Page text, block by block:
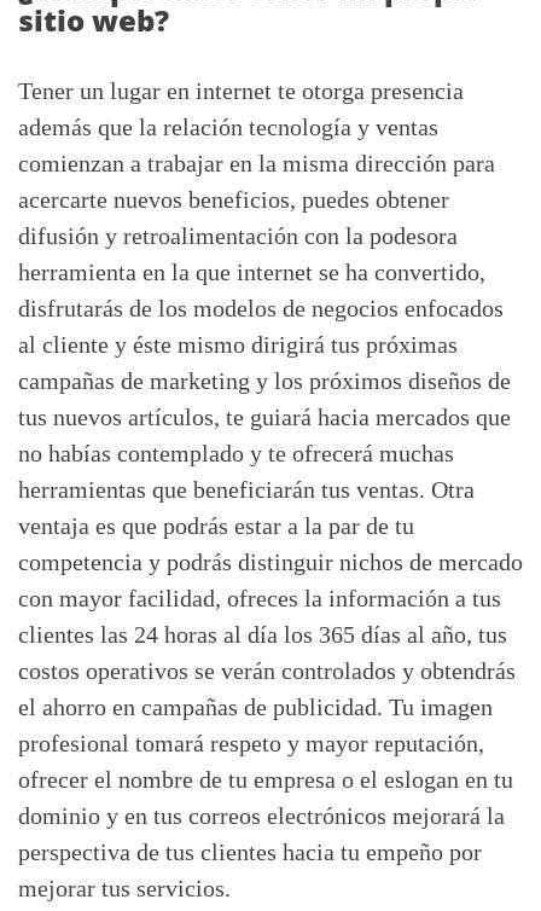
sitio web?
Tener un lugar en internet te otorga presencia
además que la relación tecnología y ventas
comienzan a trabajar en la misma dirección para
acercarte nuevos beneficios, puedes obtener
difusión y retroalimentación con la podesora
herramienta en la que internet se ha convertido,
disfrutarás de los modelos de negocios enfocados
al cliente y éste mismo dirigirá tus próximas
campañas de marketing y los próximos diseños de
tus nuevos artículos, te guiará hacia mercados que
no habías contemplado y te ofrecerá muchas
herramientas que beneficiarán tus ventas. Otra
ventaja es que podrás estar a la par de tu
competencia y podrás distinguir nichos de mercado
con mayor facilidad, ofreces la información a tus
clientes las 24 horas al día los 365 días al año, tus
costos operativos se verán controlados y obtendrás
el ahorro en campañas de publicidad. Tu imagen
profesional tomará respeto y mayor reputación,
ofrecer el nombre de tu empresa o el eslogan en tu
dominio y en tus correos electrónicos mejorará la
perspectiva de tus clientes hacia tu empeño por
mejorar tus servicios.